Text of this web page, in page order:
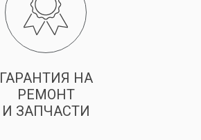
ГАРАНТИЯ НА
РЕМОНТ
И ЗАПЧАСТИ